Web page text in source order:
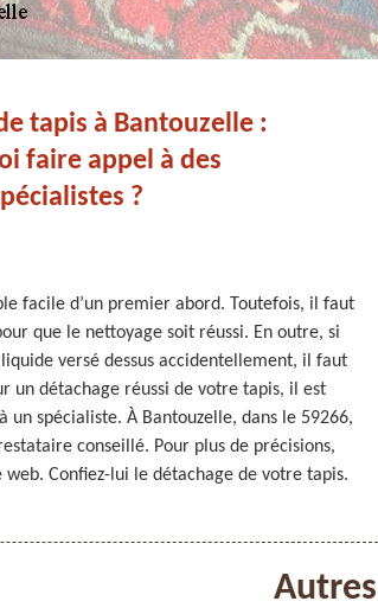
tapis à Bantouzelle :
faire appel à des
?
facile d’un premier abord. Toutefois, il faut
que le nettoyage soit réussi. En outre, si
versé dessus accidentellement, il faut
un détachage réussi de votre tapis, il est
un spécialiste. À Bantouzelle, dans le 59266,
conseillé. Pour plus de précisions,
web. Confiez-lui le détachage de votre tapis.